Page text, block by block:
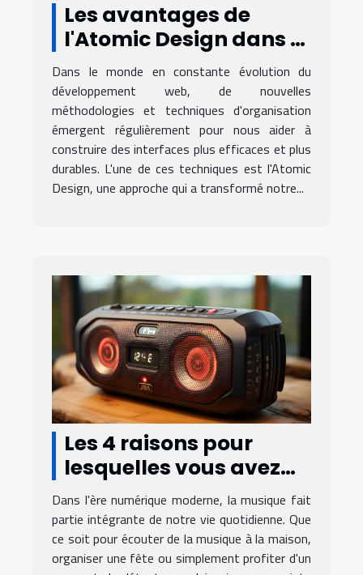
Les avantages de
l'Atomic Design dans le
développement web.
Dans le monde en constante évolution du
développement web, de nouvelles
méthodologies et techniques d'organisation
émergent régulièrement pour nous aider à
construire des interfaces plus efficaces et plus
durables. L'une de ces techniques est l'Atomic
Design, une approche qui a transformé notre...
Les 4 raisons pour
lesquelles vous avez
besoin d'une enceinte
Bluetooth puissante
Dans l'ère numérique moderne, la musique fait
partie intégrante de notre vie quotidienne. Que
ce soit pour écouter de la musique à la maison,
organiser une fête ou simplement profiter d'un